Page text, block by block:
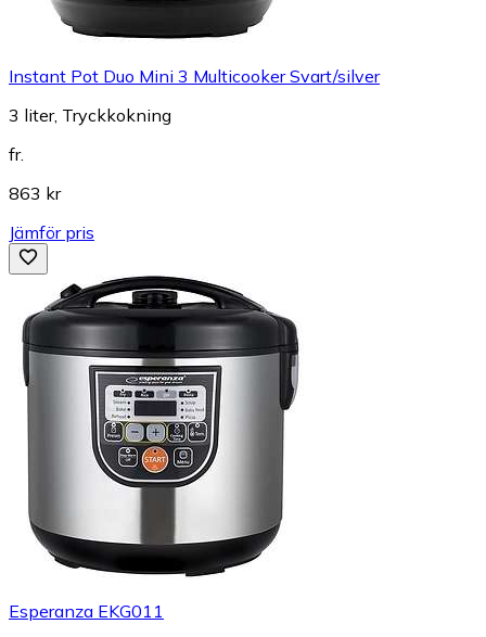
Instant Pot Duo Mini 3 Multicooker Svart/silver
3 liter, Tryckkokning
fr.
863 kr
Jämför pris
Esperanza EKG011